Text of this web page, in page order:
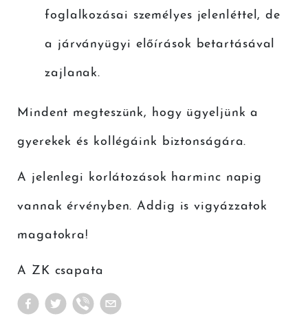
foglalkozásai személyes jelenléttel, de
a járványügyi előírások betartásával
zajlanak.
Mindent megteszünk, hogy ügyeljünk a
gyerekek és kollégáink biztonságára.
A jelenlegi korlátozások harminc napig
vannak érvényben. Addig is vigyázzatok
magatokra!
A ZK csapata